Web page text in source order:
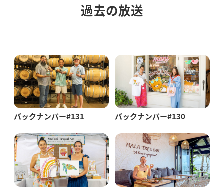
過去の放送
バックナンバー#131 バックナンバー#130